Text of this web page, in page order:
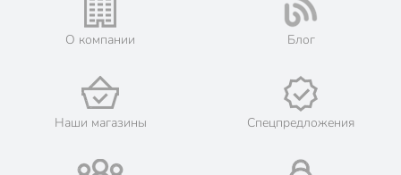
О компании Блог
Наши магазины Спецпредложения